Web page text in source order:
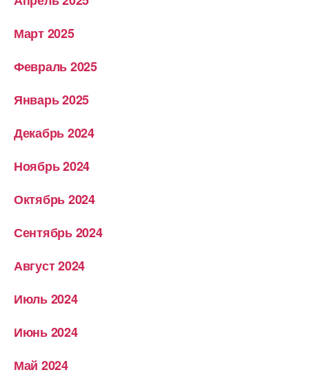
Март 2025
Февраль 2025
Январь 2025
Декабрь 2024
Ноябрь 2024
Октябрь 2024
Сентябрь 2024
Август 2024
Июль 2024
Июнь 2024
Май 2024